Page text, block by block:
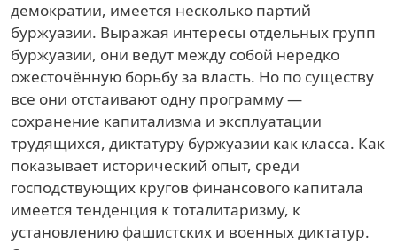
демократии, имеется несколько партий
буржуазии. Выражая интересы отдельных групп
буржуазии, они ведут между собой нередко
ожесточённую борьбу за власть. Но по существу
все они отстаивают одну программу —
сохранение капитализма и эксплуатации
трудящихся, диктатуру буржуазии как класса. Как
показывает исторический опыт, среди
господствующих кругов финансового капитала
имеется тенденция к тоталитаризму, к
установлению фашистских и военных диктатур.